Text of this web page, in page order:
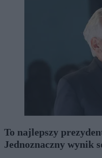
To najlepszy
Jednoznaczny wynik